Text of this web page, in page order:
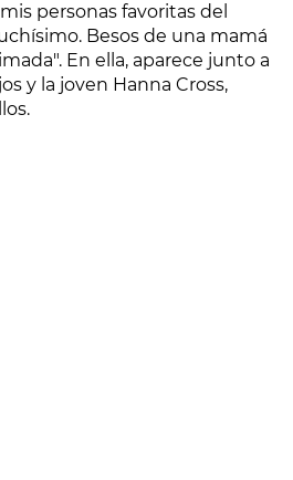
personas favoritas del
Besos de una mamá
En ella, aparece junto a
y la joven Hanna Cross,